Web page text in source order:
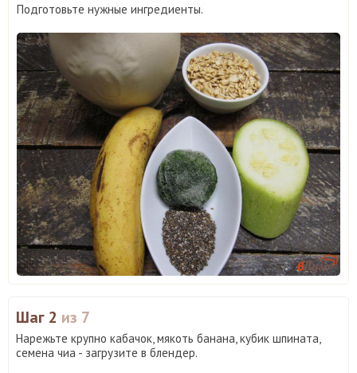
Подготовьте нужные ингредиенты.
Шаг 2 из 7
Нарежьте крупно кабачок, мякоть банана, кубик шпината,
семена чиа - загрузите в блендер.